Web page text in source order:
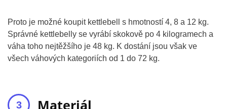
Proto je možné koupit kettlebell s hmotností 4, 8 a 12 kg.
Správné kettlebelly se vyrábí skokově po 4 kilogramech a
váha toho nejtěžšího je 48 kg. K dostání jsou však ve
všech váhových kategoriích od 1 do 72 kg.
Materiál